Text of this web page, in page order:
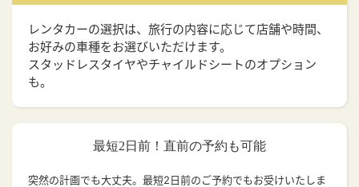
レンタカーの選択は、旅行の内容に応じて店舗や時間、
お好みの車種をお選びいただけます。
スタッドレスタイヤやチャイルドシートのオプション
も。
最短2日前！直前の予約も可能
突然の計画でも大丈夫。 最短2日前のご予約でもお受けいたしま